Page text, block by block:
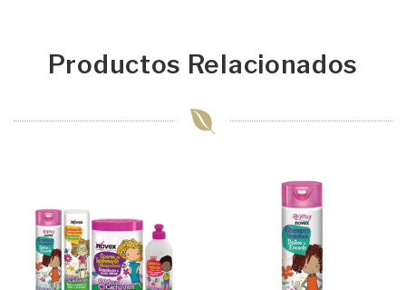
Productos Relacionados